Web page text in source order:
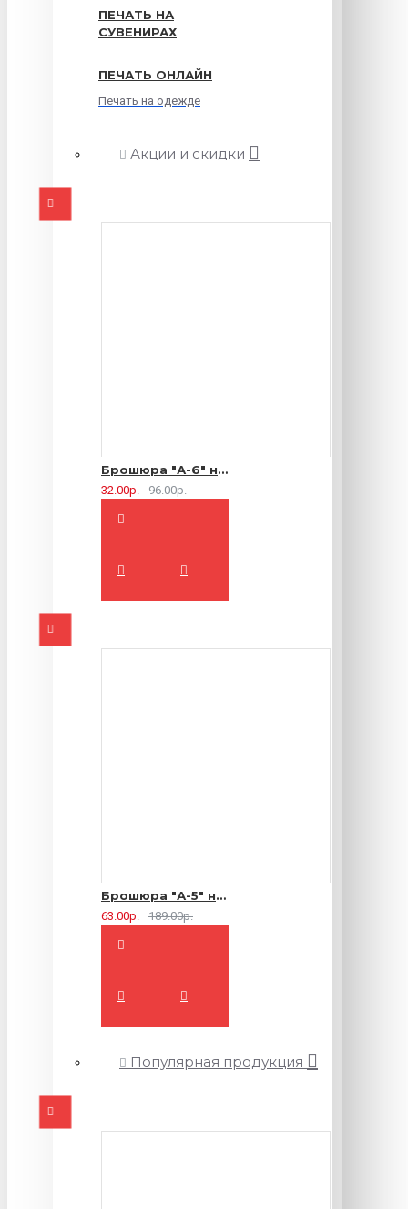
ПЕЧАТЬ НА
СУВЕНИРАХ
ПЕЧАТЬ ОНЛАЙН
Печать на одежде
Акции и скидки
Брошюра "А-6" на 2 скрепки - 16 страниц
32.00р. 96.00р.
Брошюра "А-5" на 2 скрепки - 16 страниц
63.00р. 189.00р.
Популярная продукция